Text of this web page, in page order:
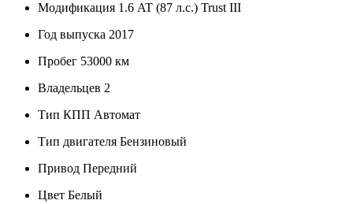
Модификация 1.6 AT (87 л.с.) Trust III
Год выпуска 2017
Пробег 53000 км
Владельцев 2
Тип КПП Автомат
Тип двигателя Бензиновый
Привод Передний
Цвет Белый